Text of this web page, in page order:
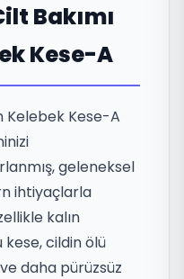
Bakımı
Kese-A
Kelebek Kese-A
geleneksel
ihtiyaçlarla
kalın
kese, cildin ölü
daha pürüzsüz